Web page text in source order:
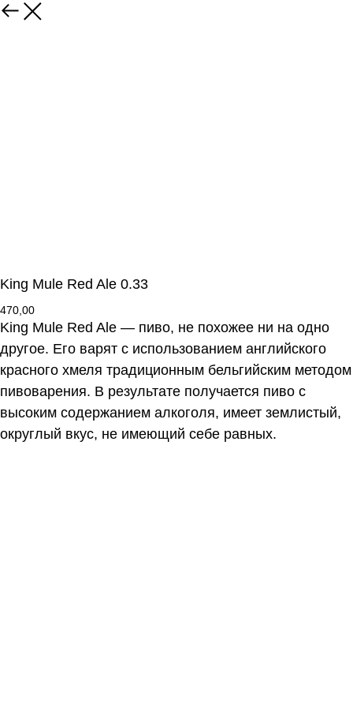
King Mule Red Ale 0.33
470,00
King Mule Red Ale — пиво, не похожее ни на одно
другое. Его варят с использованием английского
красного хмеля традиционным бельгийским методом
пивоварения. В результате получается пиво с
высоким содержанием алкоголя, имеет землистый,
округлый вкус, не имеющий себе равных.